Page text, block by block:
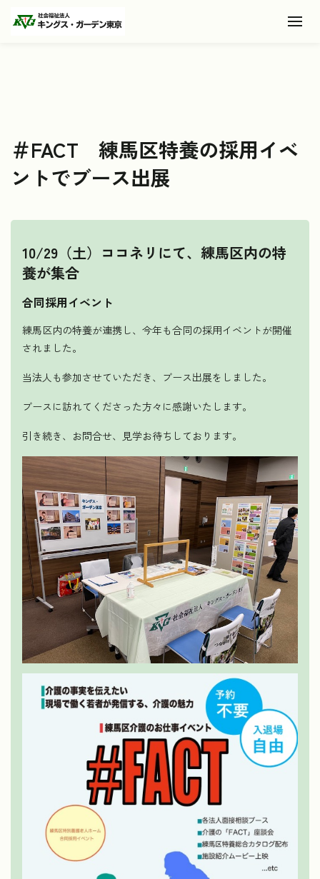
＃FACT 練馬区特養の採用イベ
ントでブース出展
10/29（土）ココネリにて、練馬区内の特
養が集合
合同採用イベント
練馬区内の特養が連携し、今年も合同の採用イベントが開催
されました。
当法人も参加させていただき、ブース出展をしました。
ブースに訪れてくださった方々に感謝いたします。
引き続き、お問合せ、見学お待ちしております。